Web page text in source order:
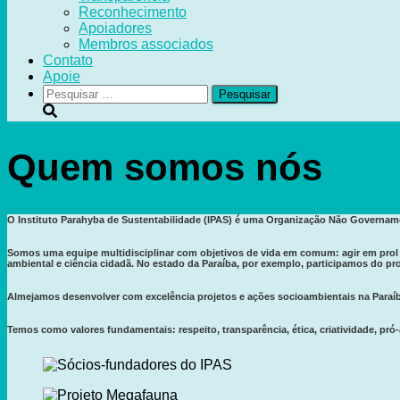
Reconhecimento
Apoiadores
Membros associados
Contato
Apoie
Pesquisar
por:
Quem somos nós
O Instituto Parahyba de Sustentabilidade (IPAS) é uma Organização Não
Somos uma equipe multidisciplinar com objetivos de vida em comum: agir em
ambiental e ciência cidadã. No estado da Paraíba, por exemplo, participamos do
Almejamos desenvolver com excelência projetos e ações socioambientais na
Temos como valores fundamentais: respeito, transparência, ética, criatividade,